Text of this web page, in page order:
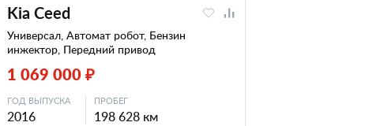
Kia Ceed
Универсал, Автомат робот, Бензин
инжектор, Передний привод
1 069 000 ₽
ГОД ВЫПУСКА
2016
ПРОБЕГ
198 628 км